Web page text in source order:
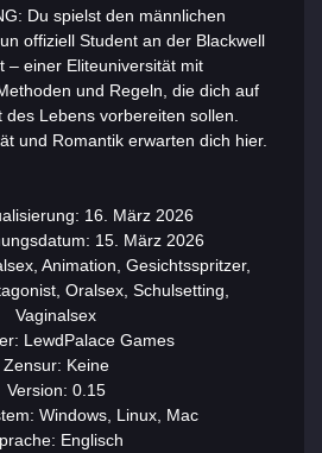
Du spielst den männlichen
offiziell Student an der Blackwell
– einer Eliteuniversität mit
und Regeln, die dich auf
Lebens vorbereiten sollen.
und Romantik erwarten dich hier.
16. März 2026
15. März 2026
Animation, Gesichtsspritzer,
Oralsex, Schulsetting,
Vaginalsex
LewdPalace Games
Zensur: Keine
Version: 0.15
Windows, Linux, Mac
Englisch